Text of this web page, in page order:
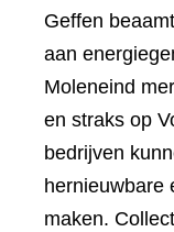
Geffen
aan
Moleneind
en straks op
bedrijven
hernieuwbare
maken.